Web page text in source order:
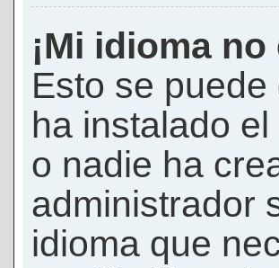
¡Mi idioma
Esto se
ha instalado
o nadie ha
administrador
idioma que